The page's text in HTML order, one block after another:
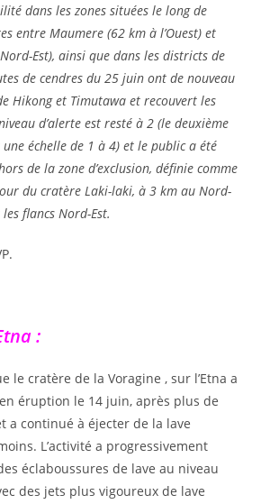
dans les zones situées le long de
entre Maumere (62 km à l’Ouest) et
Est), ainsi que dans les districts de
de cendres du 25 juin ont de nouveau
Hikong et Timutawa et recouvert les
d’alerte est resté à 2 (le deuxième
échelle de 1 à 4) et le public a été
de la zone d’exclusion, définie comme
du cratère Laki-laki, à 3 km au Nord-
flancs Nord-Est.
:
le cratère de la Voragine , sur l’Etna a
éruption le 14 juin, après plus de
a continué à éjecter de la lave
L’activité a progressivement
éclaboussures de lave au niveau
des jets plus vigoureux de lave